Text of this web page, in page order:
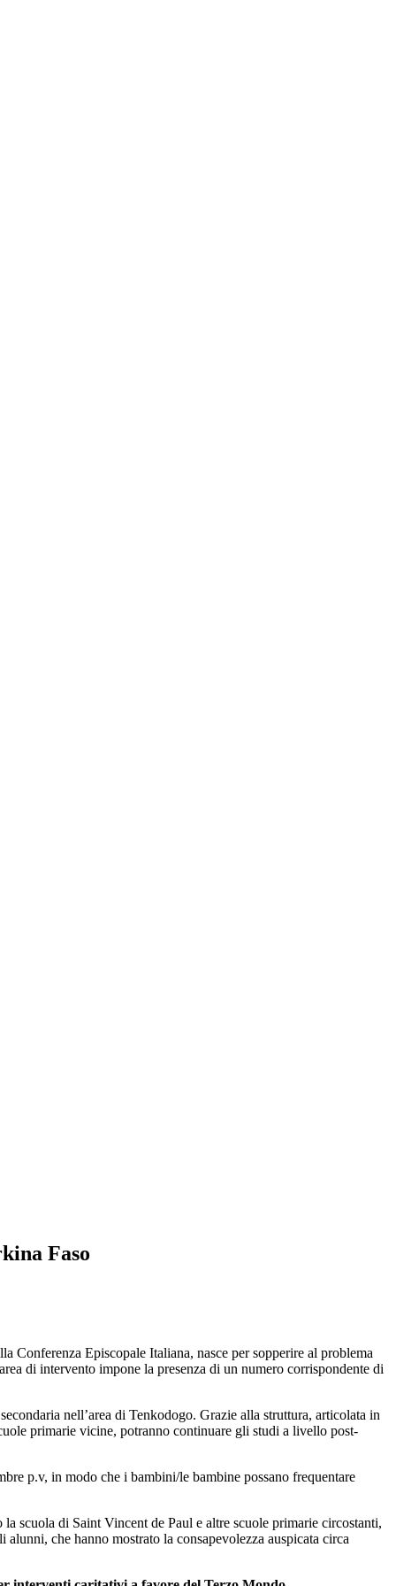
Faso
Conferenza Episcopale Italiana, nasce per sopperire al problema
di intervento impone la presenza di un numero corrispondente di
nell’area di Tenkodogo. Grazie alla struttura, articolata in
primarie vicine, potranno continuare gli studi a livello post-
p.v, in modo che i bambini/le bambine possano frequentare
scuola di Saint Vincent de Paul e altre scuole primarie circostanti,
che hanno mostrato la consapevolezza auspicata circa